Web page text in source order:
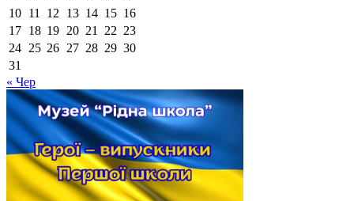
10 11 12 13 14 15 16
17 18 19 20 21 22 23
24 25 26 27 28 29 30
31
« Чер